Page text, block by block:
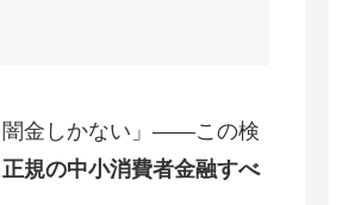
闇金しかない」——この検
正規の中小消費者金融すべ